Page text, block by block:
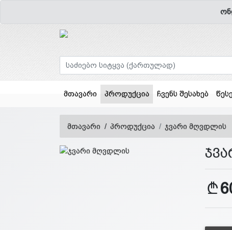
მთავარი პროდუქცია(current)
ჩვენს შესახებ
მთავარი პროდუქცია ჯვარი მღვდლის